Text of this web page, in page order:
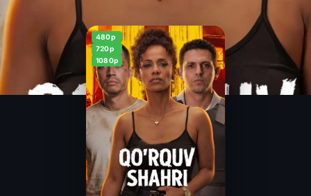
480p
720p
1080p